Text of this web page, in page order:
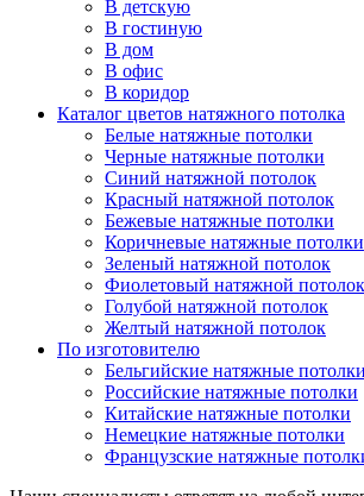
В детскую
В гостиную
В дом
В офис
В коридор
Каталог цветов натяжного потолка
Белые натяжные потолки
Черные натяжные потолки
Синий натяжной потолок
Красный натяжной потолок
Бежевые натяжные потолки
Коричневые натяжные потолки
Зеленый натяжной потолок
Фиолетовый натяжной потолок
Голубой натяжной потолок
Желтый натяжной потолок
По изготовителю
Бельгийские натяжные потолки
Российские натяжные потолки
Китайские натяжные потолки
Немецкие натяжные потолки
Французские натяжные